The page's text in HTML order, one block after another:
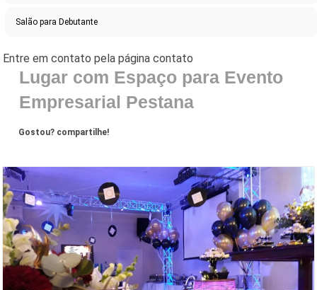
Salão para Debutante
Lugar com Espaço para Evento
Empresarial Pestana
Gostou? compartilhe!